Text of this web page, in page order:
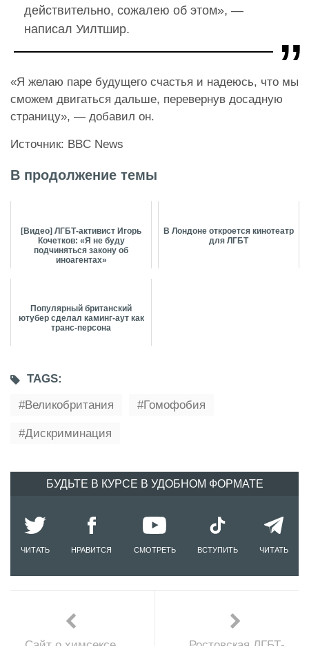
действительно, сожалею об этом», —
написал Уилтшир.
«Я желаю паре будущего счастья и надеюсь, что мы
сможем двигаться дальше, перевернув досадную
страницу», — добавил он.
Источник: BBC News
В продолжение темы
[Видео] ЛГБТ-активист Игорь
Кочетков: «Я не буду
подчиняться закону об
иноагентах»
В Лондоне откроется кинотеатр
для ЛГБТ
Популярный британский
ютубер сделал каминг-аут как
транс-персона
TAGS:
Великобритания
Гомофобия
Дискриминация
БУДЬТЕ В КУРСЕ В УДОБНОМ ФОРМАТЕ
ЧИТАТЬ НРАВИТСЯ СМОТРЕТЬ ВСТУПИТЬ ЧИТАТЬ